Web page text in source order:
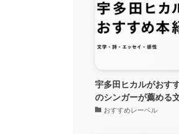
宇多田ヒカルがおす
のシンガーが薦める
おすすめレーベル